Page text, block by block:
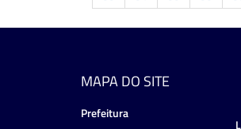
MAPA DO SITE
Prefeitura